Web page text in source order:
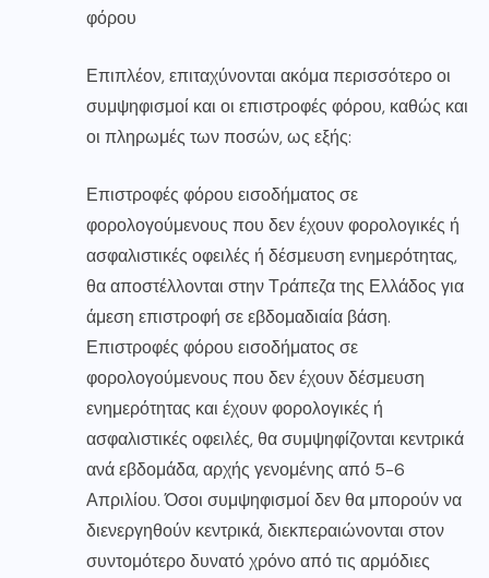
φόρου
Επιπλέον, επιταχύνονται ακόμα περισσότερο οι
συμψηφισμοί και οι επιστροφές φόρου, καθώς και
οι πληρωμές των ποσών, ως εξής:
Επιστροφές φόρου εισοδήματος σε
φορολογούμενους που δεν έχουν φορολογικές ή
ασφαλιστικές οφειλές ή δέσμευση ενημερότητας,
θα αποστέλλονται στην Τράπεζα της Ελλάδος για
άμεση επιστροφή σε εβδομαδιαία βάση.
Επιστροφές φόρου εισοδήματος σε
φορολογούμενους που δεν έχουν δέσμευση
ενημερότητας και έχουν φορολογικές ή
ασφαλιστικές οφειλές, θα συμψηφίζονται κεντρικά
ανά εβδομάδα, αρχής γενομένης από 5-6
Απριλίου. Όσοι συμψηφισμοί δεν θα μπορούν να
διενεργηθούν κεντρικά, διεκπεραιώνονται στον
συντομότερο δυνατό χρόνο από τις αρμόδιες